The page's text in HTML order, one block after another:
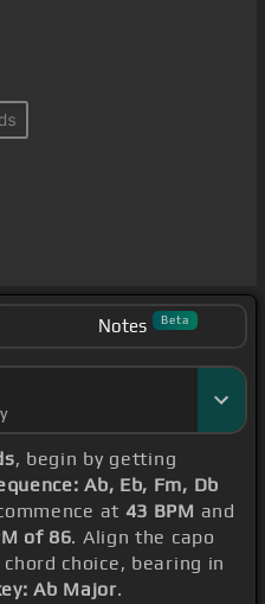
Notes Beta
, begin by getting
Ab, Eb, Fm, Db
at 43 BPM and
of 86. Align the capo
choice, bearing in
Ab Major.